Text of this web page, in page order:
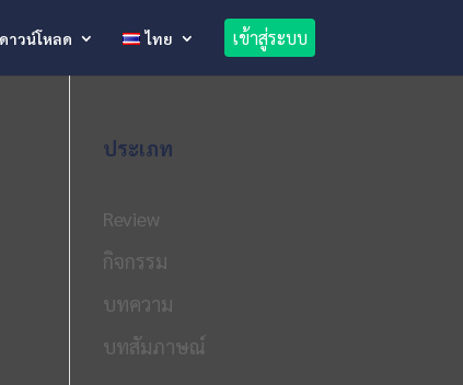
ดาวน์โหลด ไทย เข้าสู่ระบบ
ประเภท
Review
กิจกรรม
บทความ
บทสัมภาษณ์